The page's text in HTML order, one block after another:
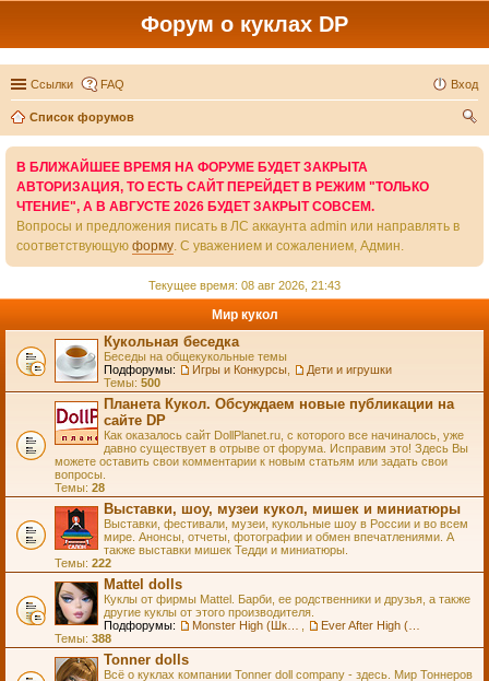
Форум о куклах DP
Ссылки FAQ Вход
Список форумов
В БЛИЖАЙШЕЕ ВРЕМЯ НА ФОРУМЕ БУДЕТ ЗАКРЫТА
АВТОРИЗАЦИЯ, ТО ЕСТЬ САЙТ ПЕРЕЙДЕТ В РЕЖИМ "ТОЛЬКО
ЧТЕНИЕ", А В АВГУСТЕ 2026 БУДЕТ ЗАКРЫТ СОВСЕМ.
Вопросы и предложения писать в ЛС аккаунта admin или направлять в
соответствующую форму. С уважением и сожалением, Админ.
Текущее время: 08 авг 2026, 21:43
Мир кукол
Кукольная беседка
Беседы на общекукольные темы
Подфорумы:
Игры и Конкурсы
Дети и игрушки
Темы: 500
Планета Кукол. Обсуждаем новые публикации на
сайте DP
Как оказалось сайт DollPlanet.ru, с которого все начиналось, уже
давно существует в отрыве от форума. Исправим это! Здесь Вы
можете оставить свои комментарии к новым статьям или задать свои
вопросы.
Темы: 28
Выставки, шоу, музеи кукол, мишек и миниатюры
Выставки, фестивали, музеи, кукольные шоу в России и во всем
мире. Анонсы, отчеты, фотографии и обмен впечатлениями. А
также выставки мишек Тедди и миниатюры.
Темы: 222
Mattel dolls
Куклы от фирмы Mattel. Барби, ее родственники и друзья, а также
другие куклы от этого производителя.
Подфорумы:
Темы: 388
Tonner dolls
Всё о куклах компании Tonner doll company - здесь. Мир Тоннеров